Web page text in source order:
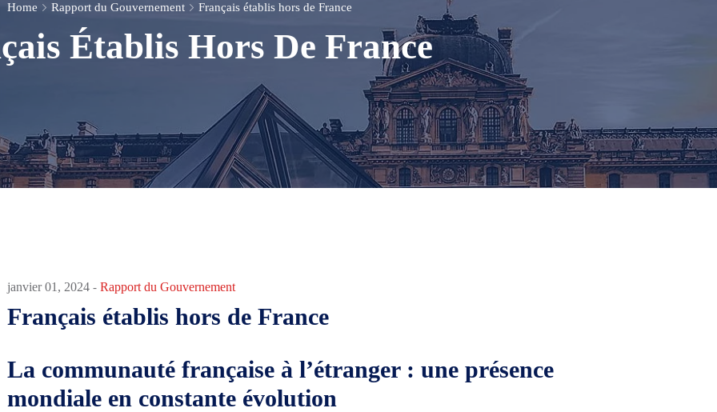
Home Rapport du Gouvernement Français établis hors de France
Établis Hors De France
janvier 01, 2024 - Rapport du Gouvernement
Français établis hors de France
La communauté française à l’étranger : une présence
mondiale en constante évolution